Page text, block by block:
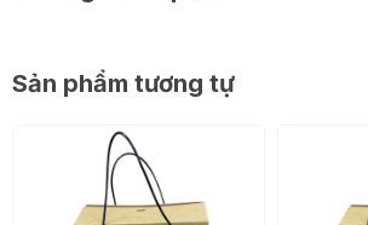
Sản phẩm tương tự